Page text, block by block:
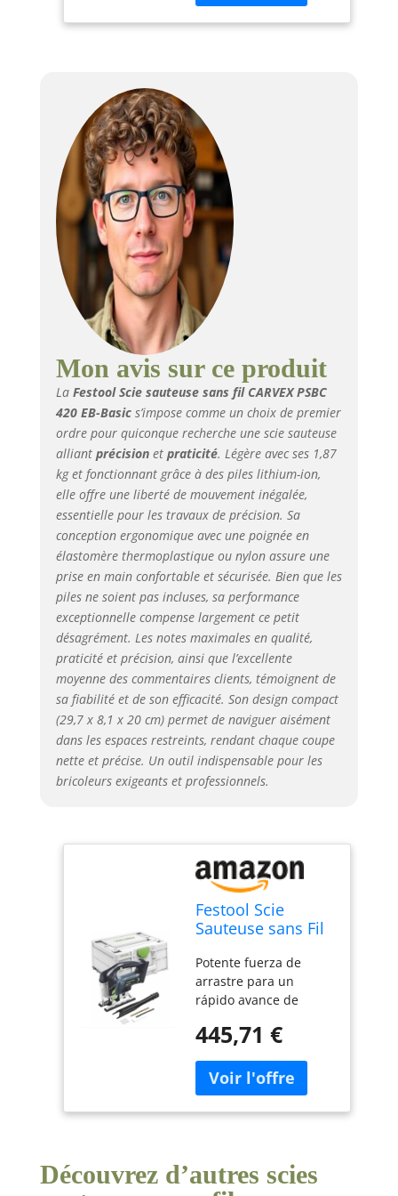
serrar Interruptor
apagado/encendido a
empuñadura Softgrip
y a un diseño
ergonómico Ideal en
combinación con la
batería Li-HighPower:
con un peso que no
llega a los 600 gramos,
es un 20 % más ligera
y un 50 % más
compacta que una
batería estándar de
5,2 Ah
Mon avis sur ce produit
La Festool Scie sauteuse sans fil CARVEX PSBC
420 EB-Basics’impose comme un choix de premier
ordre pour quiconque recherche une scie sauteuse
alliant précisionet praticité. Légère avec ses 1,87
kg et fonctionnant grâce à des piles lithium-ion,
elle offre une liberté de mouvement inégalée,
essentielle pour les travaux de précision. Sa
conception ergonomique avec une poignée en
élastomère thermoplastique ou nylon assure une
prise en main confortable et sécurisée. Bien que les
piles ne soient pas incluses, sa performance
exceptionnelle compense largement ce petit
désagrément. Les notes maximales en qualité,
praticité et précision, ainsi que l’excellente
moyenne des commentaires clients, témoignent de
sa fiabilité et de son efficacité. Son design compact
(29,7 x 8,1 x 20 cm) permet de naviguer aisément
dans les espaces restreints, rendant chaque coupe
nette et précise. Un outil indispensable pour les
bricoleurs exigeants et professionnels.
Festool Scie
Sauteuse sans Fil
EB - Basic
Potente fuerza de
arrastre para un
rápido avance de
y sin herramientas de:
rodadura y hojas de
serrar Interruptor
apagado/encendido a
posición Manejo
sencillo gracias a la
445,71 €
Découvrez d’autres scies